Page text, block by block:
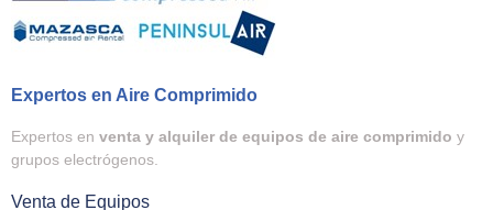
Expertos en Aire Comprimido
Expertos en venta y alquiler de equipos de aire comprimido y
grupos electrógenos.
Venta de Equipos